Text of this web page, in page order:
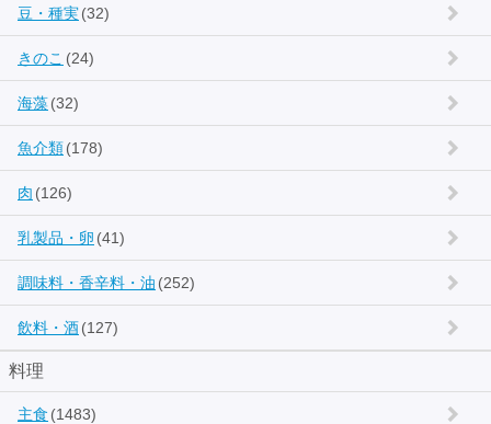
豆・種実(32)
きのこ (24)
海藻(32)
魚介類(178)
肉 (126)
乳製品・卵 (41)
調味料・香辛料・油 (252)
飲料・酒(127)
料理
主食 (1483)